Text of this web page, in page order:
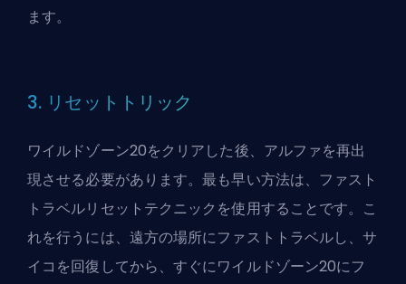
ます。
3. リセットトリック
ワイルドゾーン20をクリアした後、アルファを再出
現させる必要があります。最も早い方法は、ファスト
トラベルリセットテクニックを使用することです。こ
れを行うには、遠方の場所にファストトラベルし、サ
イコを回復してから、すぐにワイルドゾーン20にフ